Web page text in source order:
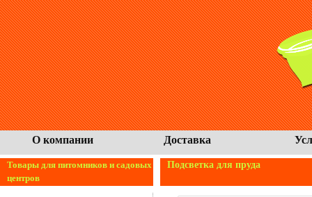
О компании Доставка
Товары для питомников и садовых
центров
Подсветка для пруда